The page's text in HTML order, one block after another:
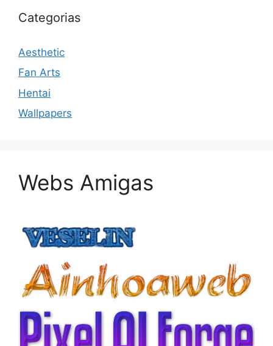
Categorias
Aesthetic
Fan Arts
Hentai
Wallpapers
Webs Amigas